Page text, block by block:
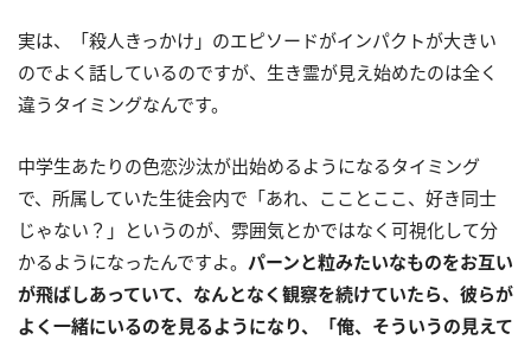
実は、「殺人きっかけ」のエピソードがインパクトが大きい
のでよく話しているのですが、生き霊が見え始めたのは全く
違うタイミングなんです。
中学生あたりの色恋沙汰が出始めるようになるタイミング
で、所属していた生徒会内で「あれ、こことここ、好き同士
じゃない？」というのが、雰囲気とかではなく可視化して分
かるようになったんですよ。 パーンと粒みたいなものをお互い
が飛ばしあっていて、なんとなく観察を続けていたら、彼らが
よく一緒にいるのを見るようになり、「俺、そういうの見えて